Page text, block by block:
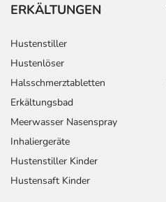
ERKÄLTUNGEN
Hustenstiller
Hustenlöser
Halsschmerztabletten
Erkältungsbad
Meerwasser Nasenspray
Inhaliergeräte
Hustenstiller Kinder
Hustensaft Kinder